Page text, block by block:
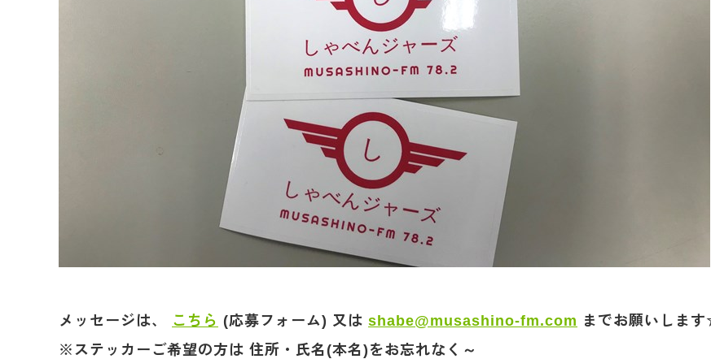
メッセージは、 こちら (応募フォーム) 又は shabe@musashino-fm.com までお願いしま
※ステッカーご希望の方は 住所・氏名(本名)をお忘れなく～